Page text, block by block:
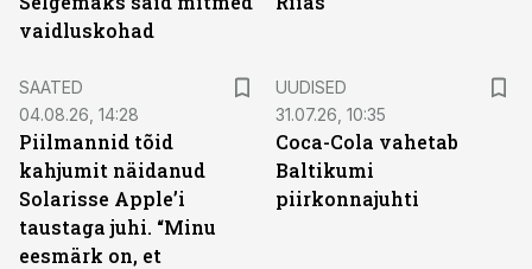
vaidluskohad
SAATED
04.08.26, 14:28
Piilmannid tõid
kahjumit näidanud
Solarisse Apple’i
taustaga juhi. “Minu
eesmärk on, et
UUDISED
31.07.26, 10:35
Coca-Cola vahetab
Baltikumi
piirkonnajuhti